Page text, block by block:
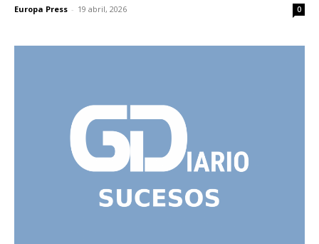
Europa Press - 19 abril, 2026 0